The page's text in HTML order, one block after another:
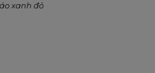
xanh đỏ